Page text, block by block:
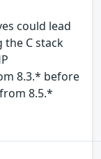
could lead
C stack
8.3.* before
8.5.*